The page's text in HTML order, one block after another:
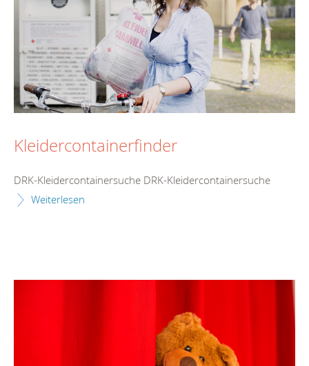
Kleidercontainerfinder
DRK-Kleidercontainersuche DRK-Kleidercontainersuche
Weiterlesen